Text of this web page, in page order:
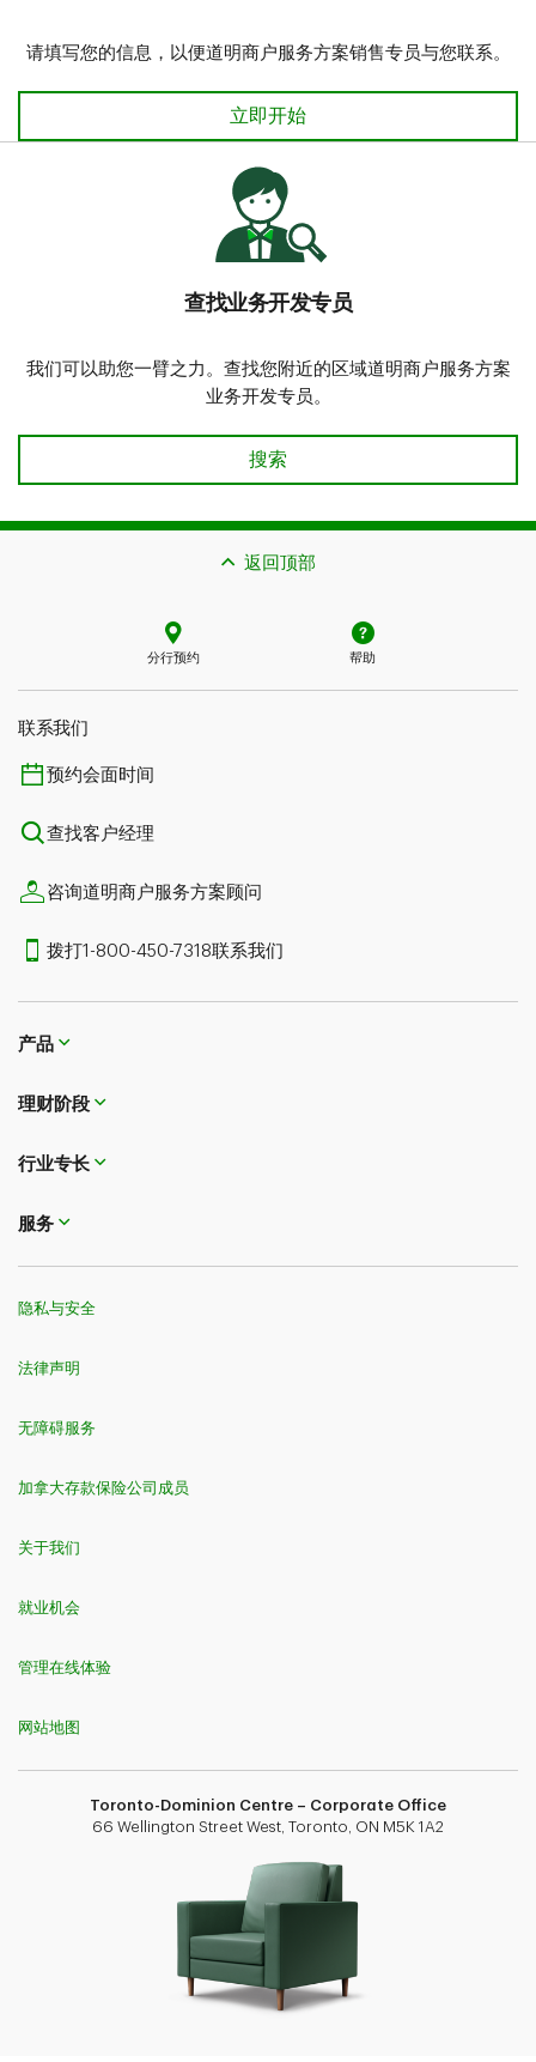
请填写您的信息，以便道明商户服务方案销售专员与您联系。
让我们联系您
立即开始
查找业务开发专员
我们可以助您一臂之力。查找您附近的区域道明商户服务方案
业务开发专员。
查找销售主管
搜索
返回顶部
分行预约 帮助
联系我们​​​​​​​
预约会面时间
查找客户经理
咨询道明商户服务方案顾问
拨打1-800-450-7318联系我们
产品
理财阶段
行业专长
服务
隐私与安全
法律声明
无障碍服务
加拿大存款保险公司成员
关于我们
就业机会
管理在线体验
网站地图
Toronto-Dominion Centre – Corporate Office
66 Wellington Street West, Toronto, ON M5K 1A2